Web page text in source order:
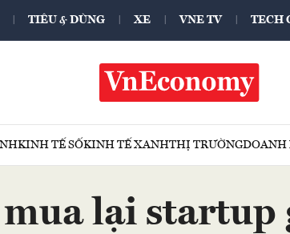
TIÊU & DÙNG XE VNE TV TECH
KINH TẾ SỐKINH TẾ XANHTHỊ TRƯỜNGDOANH
lại startup